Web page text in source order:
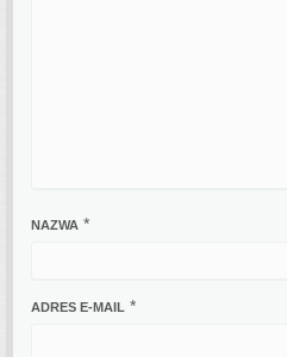
NAZWA *
ADRES E-MAIL *